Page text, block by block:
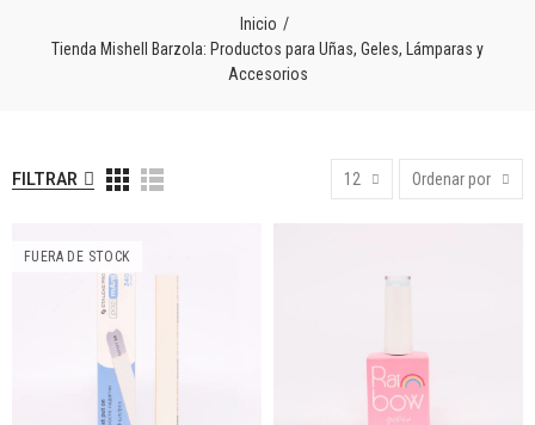
Inicio
Tienda Mishell Barzola: Productos para Uñas, Geles, Lámparas y
Accesorios
FILTRAR 12 Ordenar por
FUERA DE STOCK